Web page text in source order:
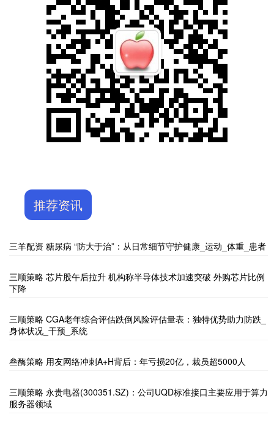
推荐资讯
三羊配资 糖尿病 “防大于治”：从日常细节守护健康_运动_体重_患者
三顺策略 芯片股午后拉升 机构称半导体技术加速突破 外购芯片比例
下降
三顺策略 CGA老年综合评估跌倒风险评估量表：独特优势助力防跌_
身体状况_干预_系统
叁酶策略 用友网络冲刺A+H背后：年亏损20亿，裁员超5000人
三顺策略 永贵电器(300351.SZ)：公司UQD标准接口主要应用于算力
服务器领域